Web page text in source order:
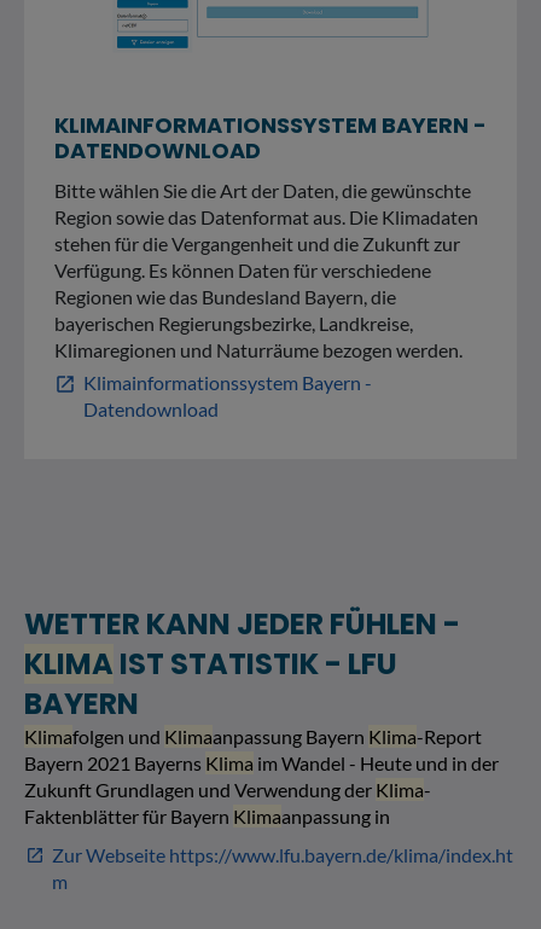
KLIMAINFORMATIONSSYSTEM BAYERN -
DATENDOWNLOAD
Bitte wählen Sie die Art der Daten, die gewünschte
Region sowie das Datenformat aus. Die Klimadaten
stehen für die Vergangenheit und die Zukunft zur
Verfügung. Es können Daten für verschiedene
Regionen wie das Bundesland Bayern, die
bayerischen Regierungsbezirke, Landkreise,
Klimaregionen und Naturräume bezogen werden.
open_in_new Klimainformationssystem Bayern -
Datendownload